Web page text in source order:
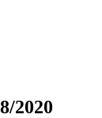
2020